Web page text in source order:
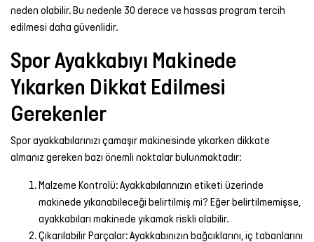
neden olabilir. Bu nedenle 30 derece ve hassas program tercih
edilmesi daha güvenlidir.
Spor Ayakkabıyı Makinede
Yıkarken Dikkat Edilmesi
Gerekenler
Spor ayakkabılarınızı çamaşır makinesinde yıkarken dikkate
almanız gereken bazı önemli noktalar bulunmaktadır:
Malzeme Kontrolü: Ayakkabılarınızın etiketi üzerinde
makinede yıkanabileceği belirtilmiş mi? Eğer belirtilmemişse,
ayakkabıları makinede yıkamak riskli olabilir.
Çıkarılabilir Parçalar: Ayakkabınızın bağcıklarını, iç tabanlarını